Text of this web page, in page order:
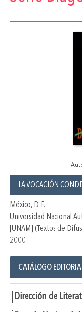
LA VOCACIÓN
México, D. F.
Universidad Nacional
[UNAM] (Textos de
2000
CATÁLOGO
Dirección de